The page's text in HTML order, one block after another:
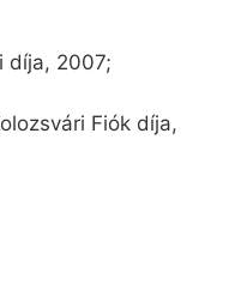
díja, 2007;
Fiók díja,